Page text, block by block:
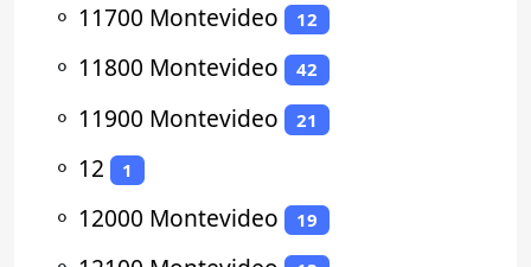
⚬ 11700 Montevideo 12
⚬ 11800 Montevideo 42
⚬ 11900 Montevideo 21
⚬ 12 1
⚬ 12000 Montevideo 19